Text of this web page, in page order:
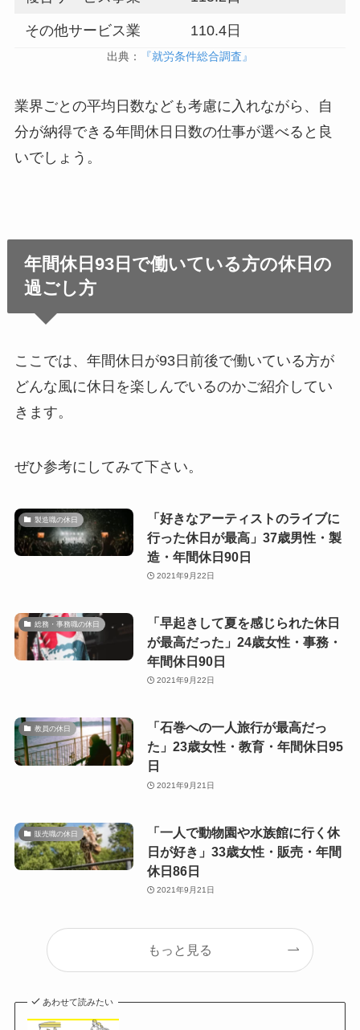
その他サービス業 110.4日
出典： 『就労条件総合調査』
業界ごとの平均日数なども考慮に入れながら、自
分が納得できる年間休日日数の仕事が選べると良
いでしょう。
年間休日93日で働いている方の休日の
過ごし方
ここでは、年間休日が93日前後で働いている方が
どんな風に休日を楽しんでいるのかご紹介してい
きます。
ぜひ参考にしてみて下さい。
製造職の休日
「好きなアーティストのライブに
行った休日が最高」37歳男性・製
造・年間休日90日
2021年9月22日
総務・事務職の休日
「早起きして夏を感じられた休日
が最高だった」24歳女性・事務・
年間休日90日
2021年9月22日
教員の休日
「石巻への一人旅行が最高だっ
た」23歳女性・教育・年間休日95
日
2021年9月21日
販売職の休日
「一人で動物園や水族館に行く休
日が好き」33歳女性・販売・年間
休日86日
2021年9月21日
もっと見る
あわせて読みたい